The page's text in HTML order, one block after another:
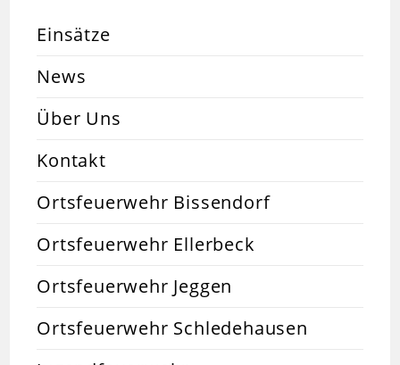
Einsätze
News
Über Uns
Kontakt
Ortsfeuerwehr Bissendorf
Ortsfeuerwehr Ellerbeck
Ortsfeuerwehr Jeggen
Ortsfeuerwehr Schledehausen